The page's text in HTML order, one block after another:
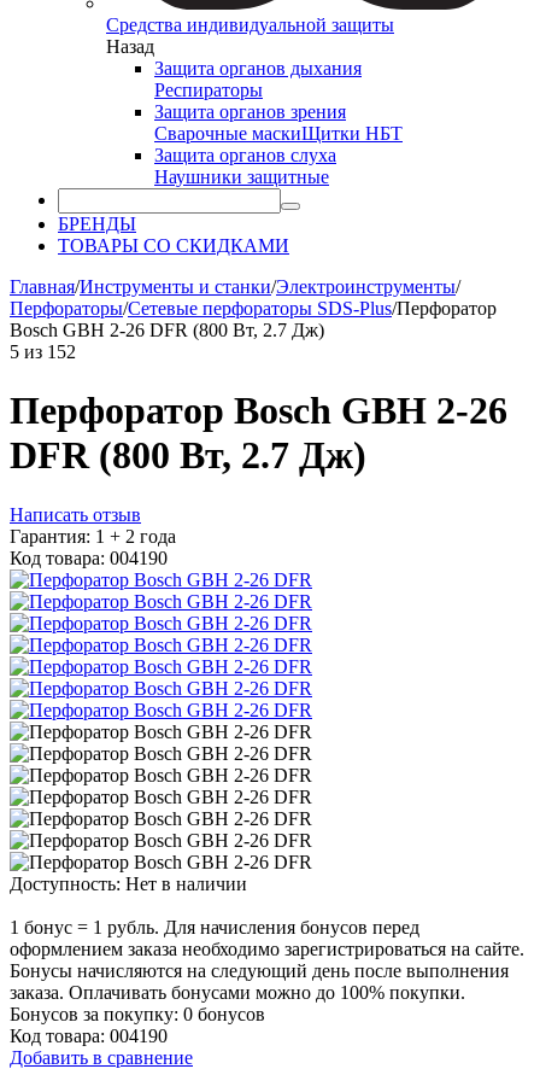
Средства индивидуальной защиты
Назад
Защита органов дыхания
Респираторы
Защита органов зрения
Сварочные маскиЩитки НБТ
Защита органов слуха
Наушники защитные
БРЕНДЫ
ТОВАРЫ СО СКИДКАМИ
Главная/Инструменты и станки/Электроинструменты/
Перфораторы/Сетевые перфораторы SDS-Plus/Перфоратор
Bosch GBH 2-26 DFR (800 Вт, 2.7 Дж)
5 из 152
Перфоратор Bosch GBH 2-26
DFR (800 Вт, 2.7 Дж)
Написать отзыв
Гарантия: 1 + 2 года
Код товара: 004190
Доступность: Нет в наличии
1 бонус = 1 рубль. Для начисления бонусов перед
оформлением заказа необходимо зарегистрироваться на сайте.
Бонусы начисляются на следующий день после выполнения
заказа. Оплачивать бонусами можно до 100% покупки.
Бонусов за покупку: 0 бонусов
Код товара: 004190
Добавить в сравнение